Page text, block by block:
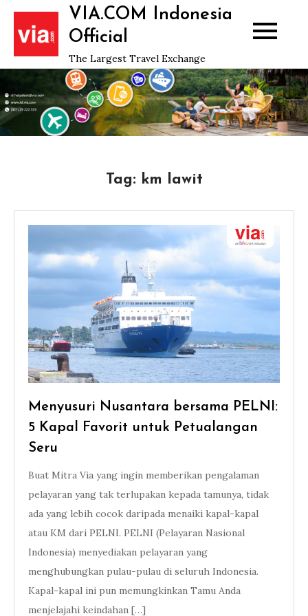
Skip
content
VIA.COM Indonesia
Official
The Largest Travel Exchange
Tag: km lawit
Menyusuri Nusantara bersama PELNI:
5 Kapal Favorit untuk Petualangan
Seru
Buat Mitra Via yang ingin memberikan pengalaman
pelayaran yang tak terlupakan kepada tamunya, tidak
ada yang lebih cocok daripada menaiki kapal-kapal
atau KM dari PELNI. PELNI (Pelayaran Nasional
Indonesia) menyediakan pelayaran yang
menghubungkan pulau-pulau di seluruh Indonesia.
Kapal-kapal ini pun memungkinkan Tamu Anda
menjelajahi keindahan […]